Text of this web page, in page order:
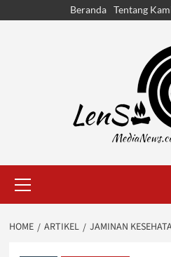
Beranda Tentang
Menu
HOME ARTIKEL JAMINAN